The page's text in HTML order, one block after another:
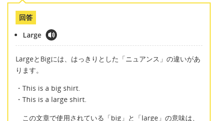
回答
Large
LargeとBigには、はっきりとした「ニュアンス」の違いがあ
ります。
・This is a big shirt.
・This is a large shirt.
この文章で使用されている「big」と「large」の意味は、